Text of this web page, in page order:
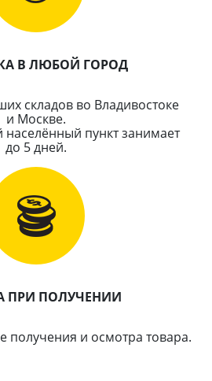
В ЛЮБОЙ ГОРОД
складов во Владивостоке
и Москве.
населённый пункт занимает
до 5 дней.
ПРИ ПОЛУЧЕНИИ
получения и осмотра товара.